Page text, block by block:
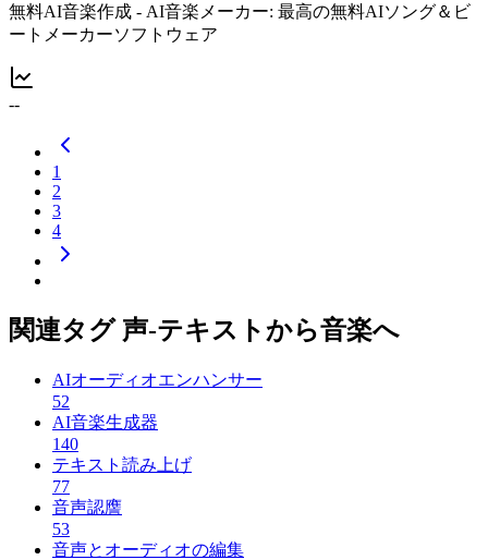
無料AI音楽作成 - AI音楽メーカー: 最高の無料AIソング＆ビ
ートメーカーソフトウェア
--
1
2
3
4
関連タグ 声-テキストから音楽へ
AIオーディオエンハンサー
52
AI音楽生成器
140
テキスト読み上げ
77
音声認譍
53
音声とオーディオの編集